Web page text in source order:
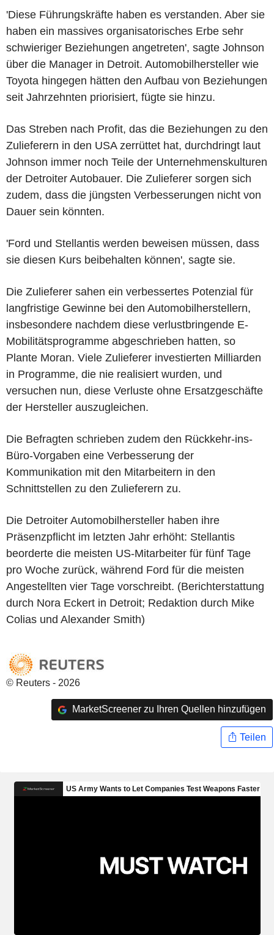
'Diese Führungskräfte haben es verstanden. Aber sie
haben ein massives organisatorisches Erbe sehr
schwieriger Beziehungen angetreten', sagte Johnson
über die Manager in Detroit. Automobilhersteller wie
Toyota hingegen hätten den Aufbau von Beziehungen
seit Jahrzehnten priorisiert, fügte sie hinzu.
Das Streben nach Profit, das die Beziehungen zu den
Zulieferern in den USA zerrüttet hat, durchdringt laut
Johnson immer noch Teile der Unternehmenskulturen
der Detroiter Autobauer. Die Zulieferer sorgen sich
zudem, dass die jüngsten Verbesserungen nicht von
Dauer sein könnten.
'Ford und Stellantis werden beweisen müssen, dass
sie diesen Kurs beibehalten können', sagte sie.
Die Zulieferer sahen ein verbessertes Potenzial für
langfristige Gewinne bei den Automobilherstellern,
insbesondere nachdem diese verlustbringende E-
Mobilitätsprogramme abgeschrieben hatten, so
Plante Moran. Viele Zulieferer investierten Milliarden
in Programme, die nie realisiert wurden, und
versuchen nun, diese Verluste ohne Ersatzgeschäfte
der Hersteller auszugleichen.
Die Befragten schrieben zudem den Rückkehr-ins-
Büro-Vorgaben eine Verbesserung der
Kommunikation mit den Mitarbeitern in den
Schnittstellen zu den Zulieferern zu.
Die Detroiter Automobilhersteller haben ihre
Präsenzpflicht im letzten Jahr erhöht: Stellantis
beorderte die meisten US-Mitarbeiter für fünf Tage
pro Woche zurück, während Ford für die meisten
Angestellten vier Tage vorschreibt. (Berichterstattung
durch Nora Eckert in Detroit; Redaktion durch Mike
Colias und Alexander Smith)
© Reuters - 2026
MarketScreener zu Ihren Quellen hinzufügen
Teilen